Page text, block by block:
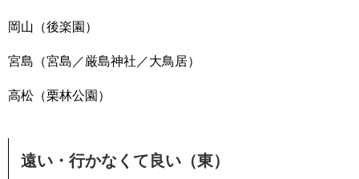
岡山（後楽園）
宮島（宮島／厳島神社／大鳥居）
高松（栗林公園）
遠い・行かなくて良い（東）